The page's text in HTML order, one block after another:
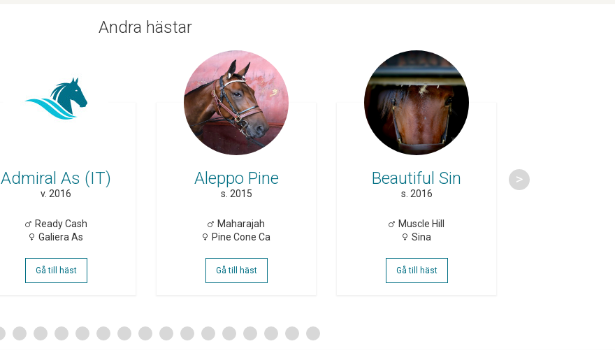
Andra hästar
Admiral As (IT)
v. 2016
Ready Cash
Galiera As
Gå till häst
Aleppo Pine
s. 2015
Maharajah
Pine Cone Ca
Gå till häst
Beautiful Sin
s. 2016
Muscle Hill
Sina
Gå till häst
10 11 12 13 14 15 16 17